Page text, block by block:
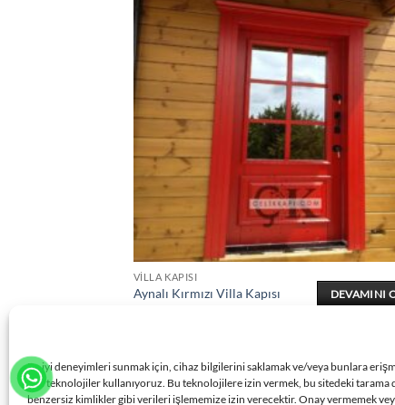
En iyi deneyimleri sunmak için, cihaz bilgilerini saklamak ve/veya bunlara
gibi teknolojiler kullanıyoruz. Bu teknolojilere izin vermek, bu sitedeki tarama
benzersiz kimlikler gibi verileri işlememize izin verecektir. Onay vermemek
VILLA KAPISI
Aynalı Kırmızı Villa Kapısı
DEVAMINI